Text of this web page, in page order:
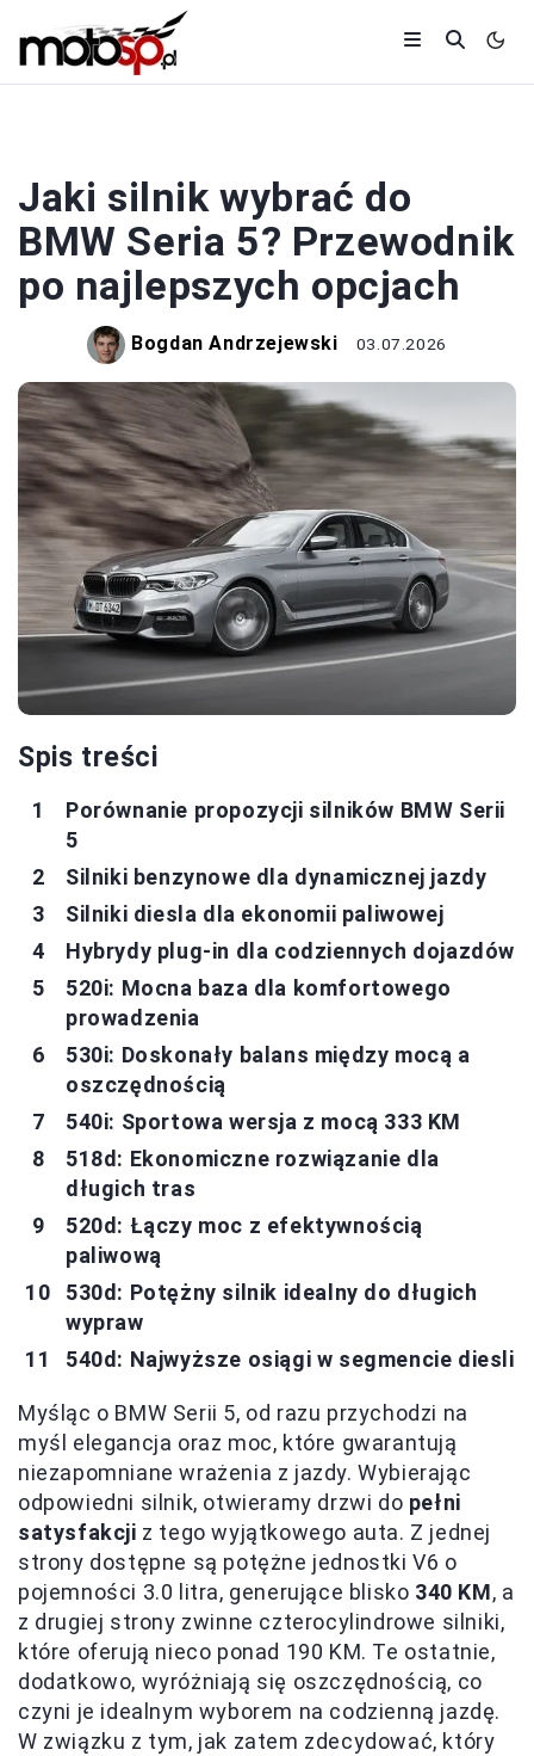
Jaki silnik wybrać do
BMW Seria 5? Przewodnik
po najlepszych opcjach
Bogdan Andrzejewski 03.07.2026
Spis treści
Porównanie propozycji silników BMW Serii
5
Silniki benzynowe dla dynamicznej jazdy
Silniki diesla dla ekonomii paliwowej
Hybrydy plug-in dla codziennych dojazdów
520i: Mocna baza dla komfortowego
prowadzenia
530i: Doskonały balans między mocą a
oszczędnością
540i: Sportowa wersja z mocą 333 KM
518d: Ekonomiczne rozwiązanie dla
długich tras
520d: Łączy moc z efektywnością
paliwową
530d: Potężny silnik idealny do długich
wypraw
540d: Najwyższe osiągi w segmencie diesli
Myśląc o BMW Serii 5, od razu przychodzi na
myśl elegancja oraz moc, które gwarantują
niezapomniane wrażenia z jazdy. Wybierając
odpowiedni silnik, otwieramy drzwi do pełni
satysfakcji z tego wyjątkowego auta. Z jednej
strony dostępne są potężne jednostki V6 o
pojemności 3.0 litra, generujące blisko 340 KM, a
z drugiej strony zwinne czterocylindrowe silniki,
które oferują nieco ponad 190 KM. Te ostatnie,
dodatkowo, wyróżniają się oszczędnością, co
czyni je idealnym wyborem na codzienną jazdę.
W związku z tym, jak zatem zdecydować, który